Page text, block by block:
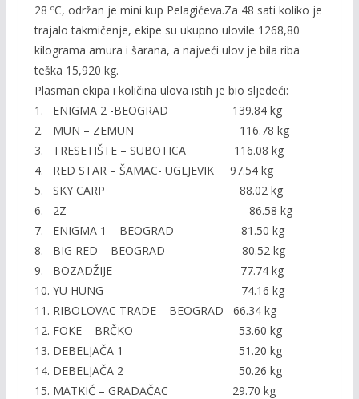
28 ºC, održan je mini kup Pelagićeva.Za 48 sati koliko je
trajalo takmičenje, ekipe su ukupno ulovile 1268,80
kilograma amura i šarana, a najveći ulov je bila riba
teška 15,920 kg.
Plasman ekipa i količina ulova istih je bio sljedeći:
1. ENIGMA 2 -BEOGRAD 139.84 kg
2. MUN – ZEMUN 116.78 kg
3. TRESETIŠTE – SUBOTICA 116.08 kg
4. RED STAR – ŠAMAC- UGLJEVIK 97.54 kg
5. SKY CARP 88.02 kg
6. 2Z 86.58 kg
7. ENIGMA 1 – BEOGRAD 81.50 kg
8. BIG RED – BEOGRAD 80.52 kg
9. BOZADŽIJE 77.74 kg
10. YU HUNG 74.16 kg
11. RIBOLOVAC TRADE – BEOGRAD 66.34 kg
12. FOKE – BRČKO 53.60 kg
13. DEBELJAČA 1 51.20 kg
14. DEBELJAČA 2 50.26 kg
15. MATKIĆ – GRADAČAC 29.70 kg